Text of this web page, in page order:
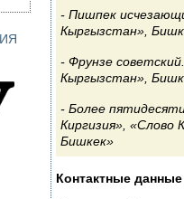
Пишпек
Кыргызстан»,
Фрунзе
Кыргызстан»,
Более
Киргизия», «Слово
Бишкек»
Контактные данные